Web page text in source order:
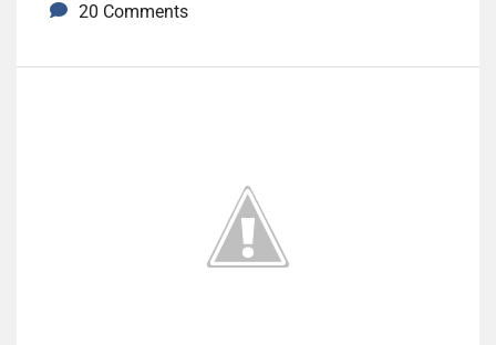
20 Comments